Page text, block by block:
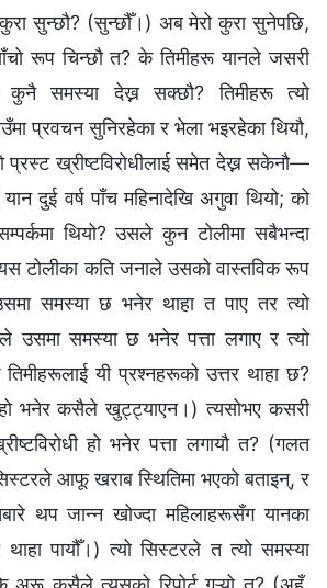
सुन्छौ? (सुन्छौँ।) अब मेरो कुरा सुनेपछि,
रूप चिन्छौ त? के तिमीहरू यानले जसरी
कुनै समस्या देख्न सक्छौ? तिमीहरू त्यो
प्रवचन सुनिरहेका र भेला भइरहेका थियौ,
प्रस्ट ख्रीष्टविरोधीलाई समेत देख्न सकेनौ—
दुई वर्ष पाँच महिनादेखि अगुवा थियो; को
थियो? उसले कुन टोलीमा सबैभन्दा
टोलीका कति जनाले उसको वास्तविक रूप
समस्या छ भनेर थाहा त पाए तर त्यो
उसमा समस्या छ भनेर पत्ता लगाए र त्यो
यी प्रश्‍नहरूको उत्तर थाहा छ?
भनेर कसैले खुट्ट्याएन।) त्यसोभए कसरी
हो भनेर पत्ता लगायौ त? (गलत
आफू खराब स्थितिमा भएको बताइन्, र
थप जान्न खोज्दा महिलाहरूसँग यानका
पायौँ।) त्यो सिस्टरले त त्यो समस्या